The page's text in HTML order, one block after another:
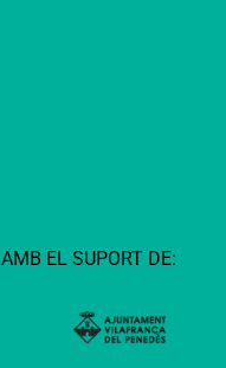
AMB EL SUPORT DE: